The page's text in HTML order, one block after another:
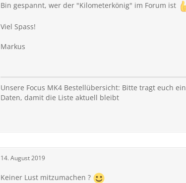
Bin gespannt, wer der "Kilometerkönig" im Forum ist
Viel Spass!
Markus
Unsere Focus MK4 Bestellübersicht: Bitte tragt euch ein
Daten, damit die Liste aktuell bleibt
14. August 2019
Keiner Lust mitzumachen ?